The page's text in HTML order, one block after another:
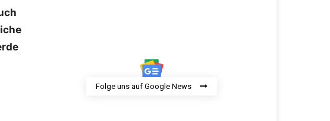
Folge uns auf Google News